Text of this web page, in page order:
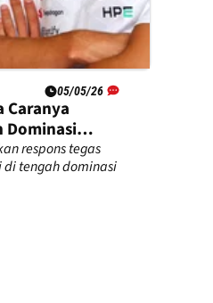
05/05/26
Caranya
Dominasi
respons tegas
di tengah dominasi